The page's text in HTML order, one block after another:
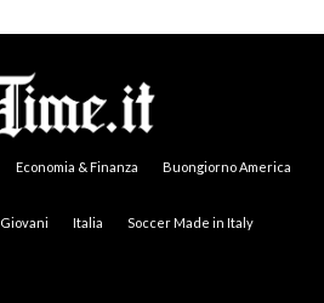
Economia & Finanza Buongiorno America
Giovani Italia Soccer Made in Italy